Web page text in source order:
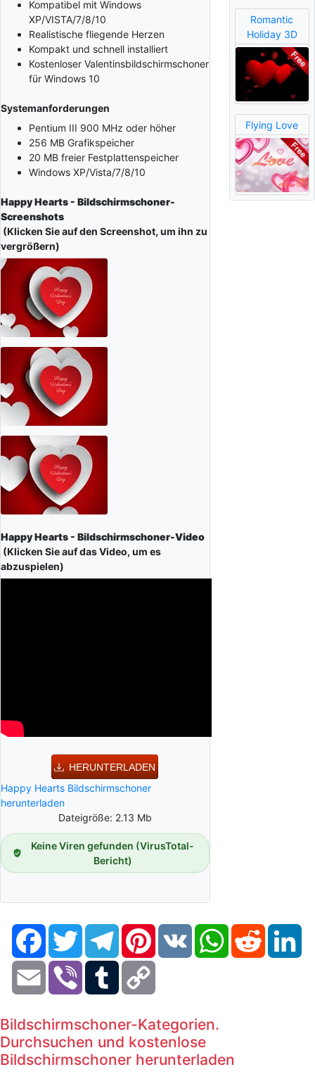
Kompatibel mit Windows
XP/VISTA/7/8/10
Realistische fliegende Herzen
Kompakt und schnell installiert
Kostenloser Valentinsbildschirmschoner
für Windows 10
Systemanforderungen
Pentium III 900 MHz oder höher
256 MB Grafikspeicher
20 MB freier Festplattenspeicher
Windows XP/Vista/7/8/10
Happy Hearts - Bildschirmschoner-
Screenshots
(Klicken Sie auf den Screenshot, um ihn zu
vergrößern)
Happy Hearts - Bildschirmschoner-Video
(Klicken Sie auf das Video, um es
abzuspielen)
HERUNTERLADEN
Happy Hearts Bildschirmschoner
herunterladen
Dateigröße: 2.13 Mb
Keine Viren gefunden (VirusTotal-
Bericht)
Romantic
Holiday 3D
Flying Love
FacebookTwitter TelegramPinterestVK WhatsAppReddit
Email Viber Tumblr
Bildschirmschoner-Kategorien.
Durchsuchen und kostenlose
Bildschirmschoner herunterladen